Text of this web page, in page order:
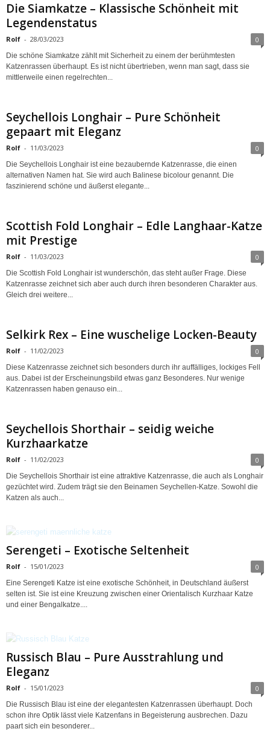
Die Siamkatze – Klassische Schönheit mit
Legendenstatus
Rolf - 28/03/2023 0
Die schöne Siamkatze zählt mit Sicherheit zu einem der berühmtesten
Katzenrassen überhaupt. Es ist nicht übertrieben, wenn man sagt, dass sie
mittlerweile einen regelrechten...
Seychellois Longhair – Pure Schönheit
gepaart mit Eleganz
Rolf - 11/03/2023 0
Die Seychellois Longhair ist eine bezaubernde Katzenrasse, die einen
alternativen Namen hat. Sie wird auch Balinese bicolour genannt. Die
faszinierend schöne und äußerst elegante...
Scottish Fold Longhair – Edle Langhaar-Katze
mit Prestige
Rolf - 11/03/2023 0
Die Scottish Fold Longhair ist wunderschön, das steht außer Frage. Diese
Katzenrasse zeichnet sich aber auch durch ihren besonderen Charakter aus.
Gleich drei weitere...
Selkirk Rex – Eine wuschelige Locken-Beauty
Rolf - 11/02/2023 0
Diese Katzenrasse zeichnet sich besonders durch ihr auffälliges, lockiges Fell
aus. Dabei ist der Erscheinungsbild etwas ganz Besonderes. Nur wenige
Katzenrassen haben genauso ein...
Seychellois Shorthair – seidig weiche
Kurzhaarkatze
Rolf - 11/02/2023 0
Die Seychellois Shorthair ist eine attraktive Katzenrasse, die auch als Longhair
gezüchtet wird. Zudem trägt sie den Beinamen Seychellen-Katze. Sowohl die
Katzen als auch...
Serengeti – Exotische Seltenheit
Rolf - 15/01/2023 0
Eine Serengeti Katze ist eine exotische Schönheit, in Deutschland äußerst
selten ist. Sie ist eine Kreuzung zwischen einer Orientalisch Kurzhaar Katze
und einer Bengalkatze....
Russisch Blau – Pure Ausstrahlung und
Eleganz
Rolf - 15/01/2023 0
Die Russisch Blau ist eine der elegantesten Katzenrassen überhaupt. Doch
schon ihre Optik lässt viele Katzenfans in Begeisterung ausbrechen. Dazu
paart sich ein besonderer...